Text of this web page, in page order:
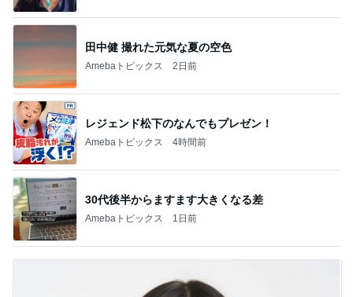
田中健 撮れた元気な夏の空色
Amebaトピックス 2日前
レジェンド松下のなんでもプレゼン！
Amebaトピックス 4時間前
30代後半からますます大きくなる差
Amebaトピックス 1日前